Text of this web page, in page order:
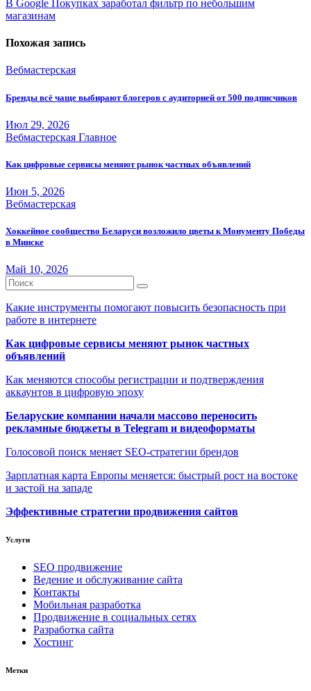
записям
В Google Покупках заработал фильтр по небольшим
магазинам
Похожая запись
Вебмастерская
Бренды всё чаще выбирают блогеров с аудиторией от 500 подписчиков
Июл 29, 2026
Вебмастерская Главное
Как цифровые сервисы меняют рынок частных объявлений
Июн 5, 2026
Вебмастерская
Хоккейное сообщество Беларуси возложило цветы к Монументу Победы
в Минске
Май 10, 2026
Какие инструменты помогают повысить безопасность при
работе в интернете
Как цифровые сервисы меняют рынок частных
объявлений
Как меняются способы регистрации и подтверждения
аккаунтов в цифровую эпоху
Беларуские компании начали массово переносить
рекламные бюджеты в Telegram и видеоформаты
Голосовой поиск меняет SEO-стратегии брендов
Зарплатная карта Европы меняется: быстрый рост на востоке
и застой на западе
Эффективные стратегии продвижения сайтов
Услуги
SEO продвижение
Ведение и обслуживание сайта
Контакты
Мобильная разработка
Продвижение в социальных сетях
Разработка сайта
Хостинг
Метки